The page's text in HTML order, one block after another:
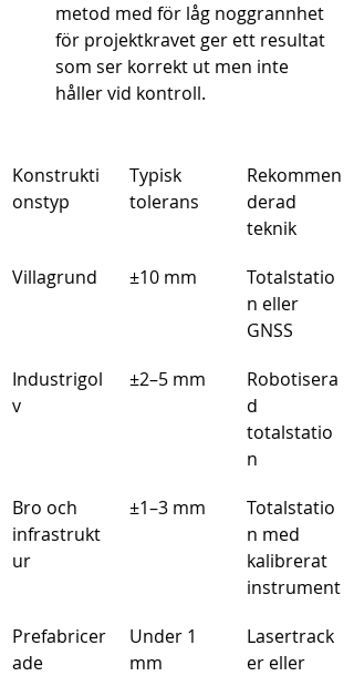
metod med för låg noggrannhet
för projektkravet ger ett resultat
som ser korrekt ut men inte
håller vid kontroll.
Konstrukti
onstyp
Typisk
tolerans
Rekommen
derad
teknik
Villagrund
±10 mm
Totalstatio
n eller
GNSS
Industrigol
v
±2–5 mm
Robotisera
d
totalstatio
n
Bro och
infrastrukt
ur
±1–3 mm
Totalstatio
n med
kalibrerat
instrument
Prefabricer
ade
Under 1
mm
Lasertrack
er eller